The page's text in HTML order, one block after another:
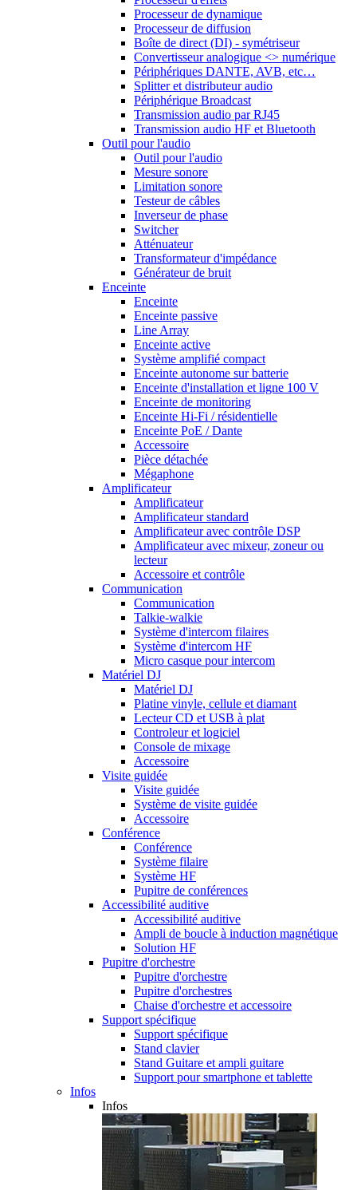
Processeur de dynamique
Processeur de diffusion
Boîte de direct (DI) - symétriseur
Convertisseur analogique <> numérique
Périphériques DANTE, AVB, etc…
Splitter et distributeur audio
Périphérique Broadcast
Transmission audio par RJ45
Transmission audio HF et Bluetooth
Outil pour l'audio
Outil pour l'audio
Mesure sonore
Limitation sonore
Testeur de câbles
Inverseur de phase
Switcher
Atténuateur
Transformateur d'impédance
Générateur de bruit
Enceinte
Enceinte
Enceinte passive
Line Array
Enceinte active
Système amplifié compact
Enceinte autonome sur batterie
Enceinte d'installation et ligne 100 V
Enceinte de monitoring
Enceinte Hi-Fi / résidentielle
Enceinte PoE / Dante
Accessoire
Pièce détachée
Mégaphone
Amplificateur
Amplificateur
Amplificateur standard
Amplificateur avec contrôle DSP
Amplificateur avec mixeur, zoneur ou
lecteur
Accessoire et contrôle
Communication
Communication
Talkie-walkie
Système d'intercom filaires
Système d'intercom HF
Micro casque pour intercom
Matériel DJ
Matériel DJ
Platine vinyle, cellule et diamant
Lecteur CD et USB à plat
Controleur et logiciel
Console de mixage
Accessoire
Visite guidée
Visite guidée
Système de visite guidée
Accessoire
Conférence
Conférence
Système filaire
Système HF
Pupitre de conférences
Accessibilité auditive
Accessibilité auditive
Ampli de boucle à induction magnétique
Solution HF
Pupitre d'orchestre
Pupitre d'orchestre
Pupitre d'orchestres
Chaise d'orchestre et accessoire
Support spécifique
Support spécifique
Stand clavier
Stand Guitare et ampli guitare
Support pour smartphone et tablette
Infos
Infos